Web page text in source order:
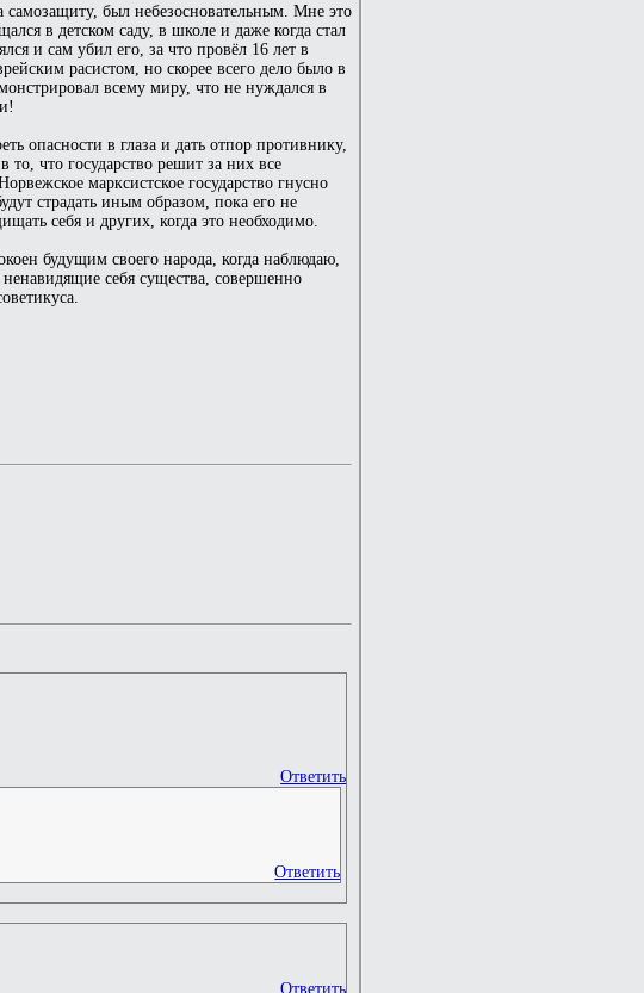
самозащиту, был небезосновательным. Мне это
в детском саду, в школе и даже когда стал
и сам убил его, за что провёл 16 лет в
расистом, но скорее всего дело было в
всему миру, что не нуждался в
опасности в глаза и дать отпор противнику,
что государство решит за них все
марксистское государство гнусно
страдать иным образом, пока его не
себя и других, когда это необходимо.
будущим своего народа, когда наблюдаю,
себя существа, совершенно
Ответить
Ответить
Ответить